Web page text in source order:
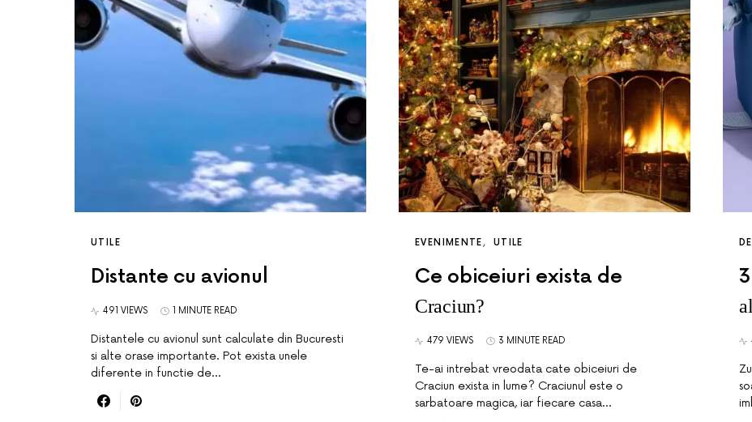
UTILE
Distante cu avionul
491 VIEWS 1 MINUTE READ
Distantele cu avionul sunt calculate din Bucuresti
si alte orase importante. Pot exista unele
diferente in functie de…
EVENIMENTE UTILE
Ce obiceiuri exista de
Craciun?
479 VIEWS 3 MINUTE READ
Te-ai intrebat vreodata cate obiceiuri de
Craciun exista in lume? Craciunul este o
sarbatoare magica, iar fiecare casa…